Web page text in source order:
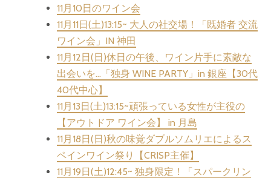
11月10日のワイン会
11月11日(土)13:15~ 大人の社交場！「既婚者 交流
ワイン会」IN 神田
11月12日(日)休日の午後、ワイン片手に素敵な
出会いを…「独身 WINE PARTY」in 銀座【30代
40代中心】
11月13日(土)13:15~頑張っている女性が主役の
【アウトドア ワイン会】 in 月島
11月18日(日)秋の味覚ダブルソムリエによるス
ペインワイン祭り【CRISP主催】
11月19日(土)12:45~ 独身限定！「スパークリン